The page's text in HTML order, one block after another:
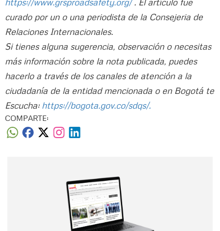
curado por un o una periodista de la Consejeria de
Relaciones Internacionales.
Si tienes alguna sugerencia, observación o necesitas
más información sobre la nota publicada, puedes
hacerlo a través de los canales de atención a la
ciudadanía de la entidad mencionada o en Bogotá te
Escucha: https://bogota.gov.co/sdqs/.
COMPARTE:
Correo electrónico